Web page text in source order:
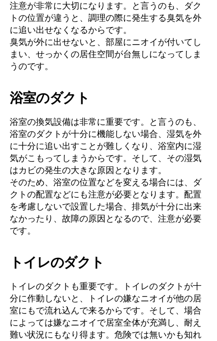
注意が非常に大切になります。と言うのも、ダク
トの位置が違うと、調理の際に発生する臭気を外
に追い出せなくなるからです。
臭気が外に出せないと、部屋にニオイが付いてし
まい、せっかくの居住空間が台無しになってしま
うのです。
浴室のダクト
浴室の換気設備は非常に重要です。と言うのも、
浴室のダクトが十分に機能しない場合、湿気を外
に十分に追い出すことが難しくなり、浴室内に湿
気がこもってしまうからです。そして、その湿気
はカビの発生の大きな原因となります。
そのため、浴室の位置などを変える場合には、ダ
クトの配置などにも注意が必要となります。配置
を考慮しないで設置した場合、排気が十分に出来
なかったり、故障の原因となるので、注意が必要
です。
トイレのダクト
トイレのダクトも重要です。トイレのダクトが十
分に作動しないと、トイレの嫌なニオイが他の居
室にもで流れ込んで来るからです。そして、場合
によっては嫌なニオイで居室全体が充満し、耐え
難い状況にもなり得ます。危険では無いかも知れ